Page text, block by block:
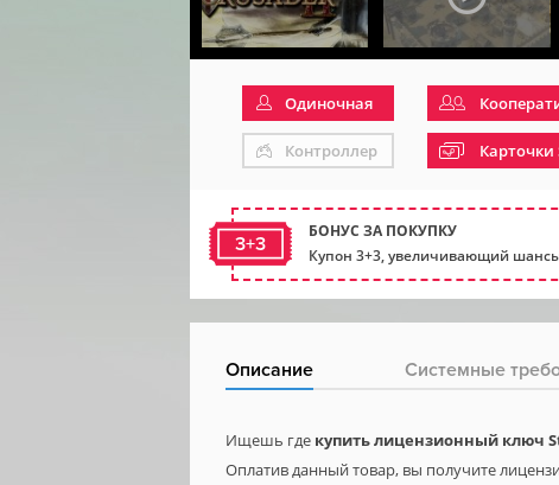
Одиночная
Контроллер Карточки
3+3
БОНУС ЗА ПОКУПКУ
Купон 3+3, увеличивающий
Описание Системные
Ищешь где купить лицензионный ключ
Оплатив данный товар, вы получите